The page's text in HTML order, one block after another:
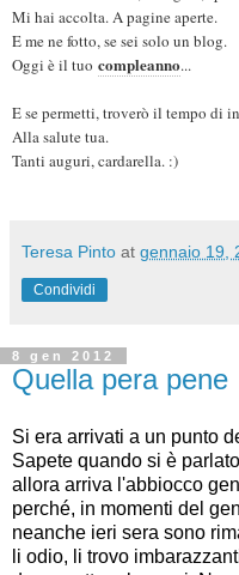
Mi hai accolta. A pagine aperte.
E me ne fotto, se sei solo un blog.
Oggi è il tuo compleanno...
E se permetti, troverò il tempo di
Alla salute tua.
Tanti auguri, cardarella. :)
Teresa Pinto at gennaio 19,
Condividi
8 gen 2012
Quella pera pene
Si era arrivati a un punto
Sapete quando si è
allora arriva l'abbiocco
perché, in momenti del
neanche ieri sera sono
li odio, li trovo